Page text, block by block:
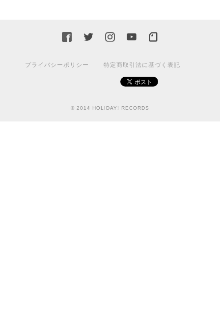
プライバシーポリシー 特定商取引法に基づく表記
© 2014 HOLIDAY! RECORDS